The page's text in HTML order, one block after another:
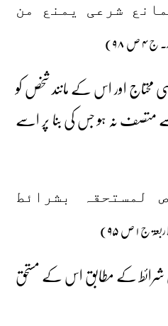
شرعی یمنع من
ص ۹۸)
اور اس کے مانند شخص کو
متصف نہ ہو جس کی بنا پر اسے
لمستحقہ بشرائط
۱ ص ۹۵)
کے مطابق اس کے مستحق